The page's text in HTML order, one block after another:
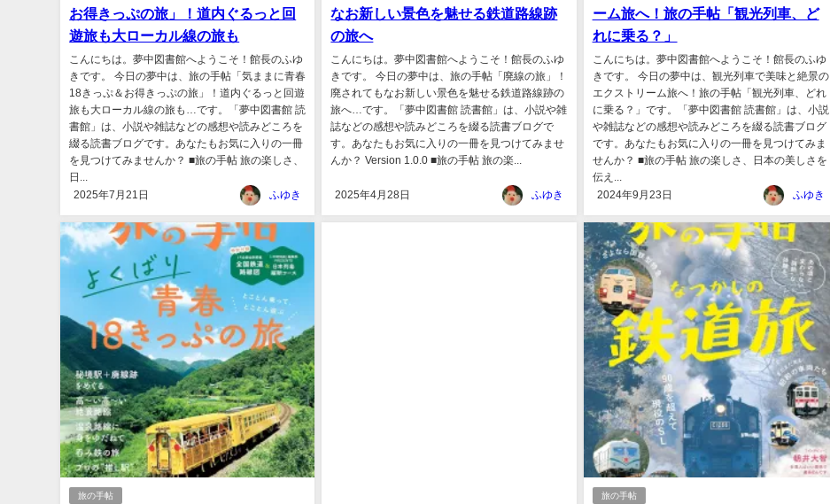
お得きっぷの旅」！道内ぐるっと回
遊旅も大ローカル線の旅も
こんにちは。夢中図書館へようこそ！館長のふゆ
きです。 今日の夢中は、旅の手帖「気ままに青春
18きっぷ＆お得きっぷの旅」！道内ぐるっと回遊
旅も大ローカル線の旅も…です。「夢中図書館 読
書館」は、小説や雑誌などの感想や読みどころを
綴る読書ブログです。あなたもお気に入りの一冊
を見つけてみませんか？ ■旅の手帖 旅の楽しさ、
日...
2025年7月21日
ふゆき
なお新しい景色を魅せる鉄道路線跡
の旅へ
こんにちは。夢中図書館へようこそ！館長のふゆ
きです。 今日の夢中は、旅の手帖「廃線の旅」！
廃されてもなお新しい景色を魅せる鉄道路線跡の
旅へ…です。「夢中図書館 読書館」は、小説や雑
誌などの感想や読みどころを綴る読書ブログで
す。あなたもお気に入りの一冊を見つけてみませ
んか？ Version 1.0.0 ■旅の手帖 旅の楽...
2025年4月28日 ふゆき
ーム旅へ！旅の手帖「観光列車、ど
れに乗る？」
こんにちは。夢中図書館へようこそ！館長のふゆ
きです。 今日の夢中は、観光列車で美味と絶景の
エクストリーム旅へ！旅の手帖「観光列車、どれ
に乗る？」です。「夢中図書館 読書館」は、小説
や雑誌などの感想や読みどころを綴る読書ブログ
です。あなたもお気に入りの一冊を見つけてみま
せんか？ ■旅の手帖 旅の楽しさ、日本の美しさを
伝え...
2024年9月23日
ふゆき
旅の手帖 旅の手帖